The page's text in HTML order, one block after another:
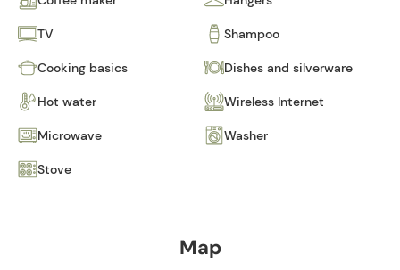
TV Shampoo
Cooking basics Dishes and silverware
Hot water Wireless Internet
Microwave Washer
Stove
Map